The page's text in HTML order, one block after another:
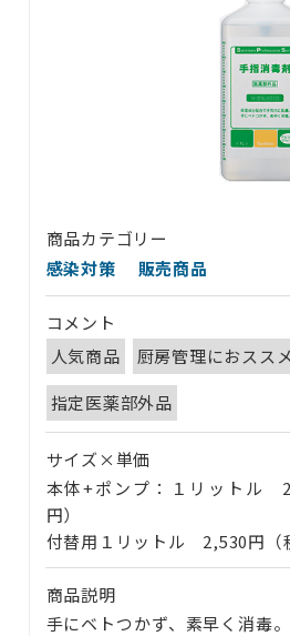
商品カテゴリー
感染対策
販売商品
コメント
人気商品
厨房管理におスス
指定医薬部外品
サイズ×単価
本体+ポンプ：１リットル
円）
付替用１リットル 2,530円（
商品説明
手にベトつかず、素早く消毒